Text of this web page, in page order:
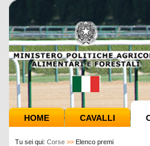
HOME CAVALLI
Tu sei qui: Corse >> Elenco premi